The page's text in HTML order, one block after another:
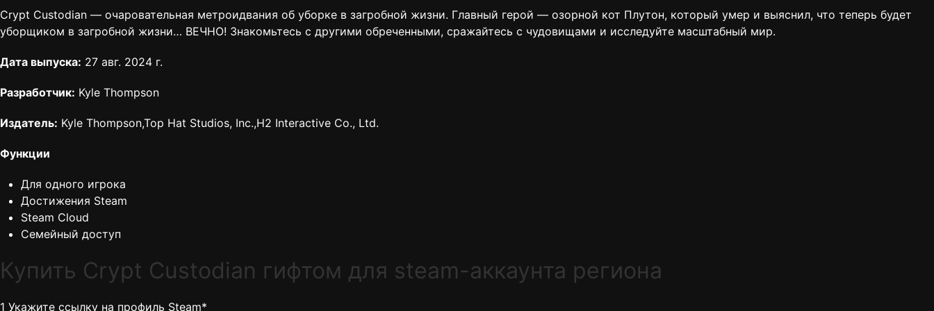
Crypt Custodian — очаровательная метроидвания об уборке в загробной жизни. Главный герой — озорной кот Плутон, который умер и выяснил, что теперь будет
уборщиком в загробной жизни… ВЕЧНО! Знакомьтесь с другими обреченными, сражайтесь с чудовищами и исследуйте масштабный мир.
Дата выпуска: 27 авг. 2024 г.
Разработчик: Kyle Thompson
Издатель: Kyle Thompson,Top Hat Studios, Inc.,H2 Interactive Co., Ltd.
Функции
Для одного игрока
Достижения Steam
Steam Cloud
Семейный доступ
Купить Crypt Custodian гифтом для steam-аккаунта региона
1 Укажите ссылку на профиль Steam*